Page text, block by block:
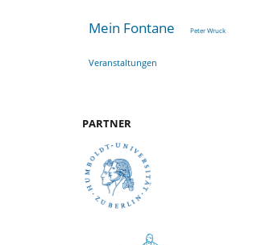
Mein Fontane Peter Wruck
Veranstaltungen
PARTNER